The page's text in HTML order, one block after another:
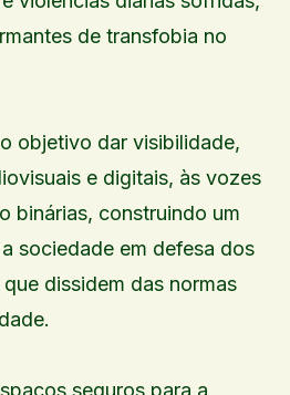
de transfobia no
objetivo dar visibilidade,
e digitais, às vozes
binárias, construindo um
sociedade em defesa dos
dissidem das normas